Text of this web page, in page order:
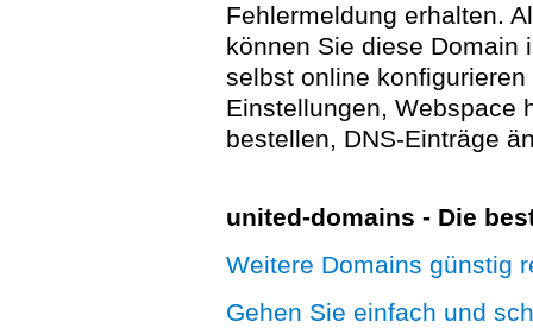
Fehlermeldung erhalten.
können Sie diese Domain
selbst online
Einstellungen, Webspace
bestellen, DNS-Einträge
united-domains - Die
Weitere Domains günstig
Gehen Sie einfach und